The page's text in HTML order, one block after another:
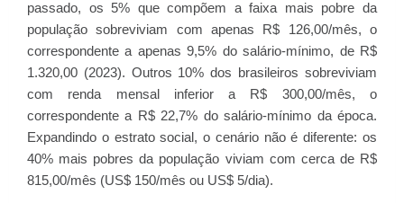
passado, os 5% que compõem a faixa mais pobre da
população sobreviviam com apenas R$ 126,00/mês, o
correspondente a apenas 9,5% do salário-mínimo, de R$
1.320,00 (2023). Outros 10% dos brasileiros sobreviviam
com renda mensal inferior a R$ 300,00/mês, o
correspondente a R$ 22,7% do salário-mínimo da época.
Expandindo o estrato social, o cenário não é diferente: os
40% mais pobres da população viviam com cerca de R$
815,00/mês (US$ 150/mês ou US$ 5/dia).